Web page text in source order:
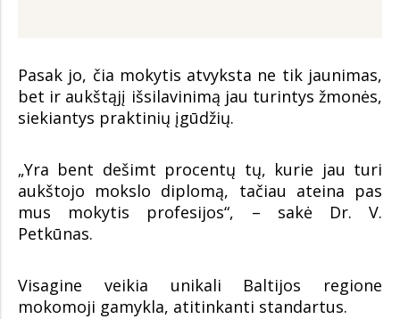
Pasak jo, čia mokytis atvyksta ne tik jaunimas,
bet ir aukštąjį išsilavinimą jau turintys žmonės,
siekiantys praktinių įgūdžių.
„Yra bent dešimt procentų tų, kurie jau turi
aukštojo mokslo diplomą, tačiau ateina pas
mus mokytis profesijos“, – sakė Dr. V.
Petkūnas.
Visagine veikia unikali Baltijos regione
mokomoji gamykla, atitinkanti standartus.